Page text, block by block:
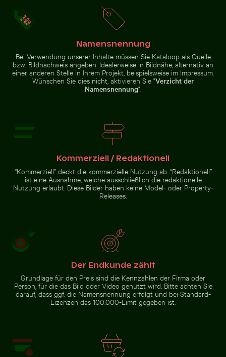
Knabbern an
Zweig
Schnee bedecktes Warnschild auf der Straße
Schnee bedecktes Warnschild
auf der Straße
Küstenblick auf Mandraki mit
Strongyli-Insel
Wunderkerze mit Botschaft Budget verbrannt
Wunderkerze mit Botschaft Budget verbrannt
Leuchtend Rosa
Leuchtend Rosa
Oleanderblüten in
Natürlicher
Umgebung
Ruhiger Waldweg umgeben von hohen Bäumen
Ruhiger Waldweg umgeben
von hohen Bäumen
Belebte Straßenszene mit
Belebte Straßenszene mit
Golfwagen in Holbox
Zur Stock-Kollektion
Namensnennung
Bei Verwendung unserer Inhalte müssen Sie Kataloop als Quelle
bzw. Bildnachweis angeben. Idealerweise in Bildnähe, alternativ an
einer anderen Stelle in Ihrem Projekt, beispielsweise im Impressum.
Wünschen Sie dies nicht, aktivieren Sie "Verzicht der
Namensnennung".
Kommerziell / Redaktionell
“Kommerziell” deckt die kommerzielle Nutzung ab. “Redaktionell”
ist eine Ausnahme, welche ausschließlich die redaktionelle
Nutzung erlaubt. Diese Bilder haben keine Model- oder Property-
Releases.
Der Endkunde zählt
Grundlage für den Preis sind die Kennzahlen der Firma oder
Person, für die das Bild oder Video genutzt wird. Bitte achten Sie
darauf, dass ggf. die Namensnennung erfolgt und bei Standard-
Lizenzen das 100.000-Limit gegeben ist.